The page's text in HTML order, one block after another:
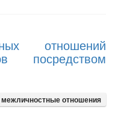
отношений
посредством
межличностные отношения